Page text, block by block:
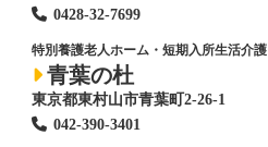
0428-32-7699
特別養護老人ホーム・短期入所生活介護
青葉の杜
東京都東村山市青葉町2-26-1
042-390-3401